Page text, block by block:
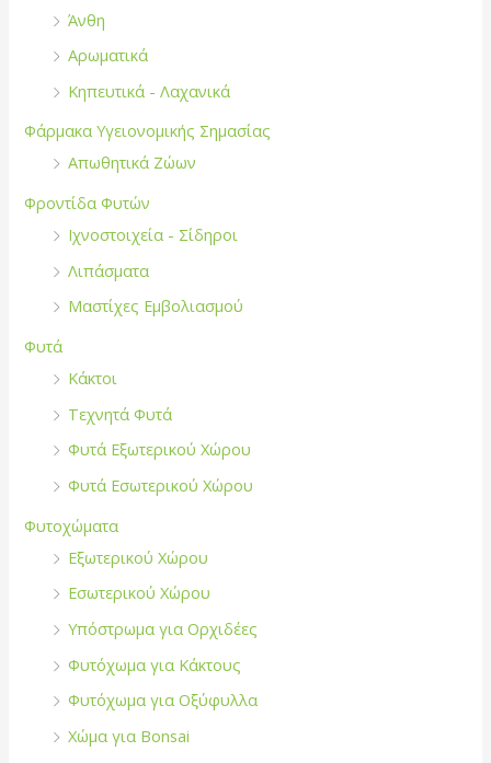
Άνθη
Αρωματικά
Κηπευτικά - Λαχανικά
Φάρμακα Υγειονομικής Σημασίας
Απωθητικά Ζώων
Φροντίδα Φυτών
Ιχνοστοιχεία - Σίδηροι
Λιπάσματα
Μαστίχες Εμβολιασμού
Φυτά
Κάκτοι
Τεχνητά Φυτά
Φυτά Εξωτερικού Χώρου
Φυτά Εσωτερικού Χώρου
Φυτοχώματα
Εξωτερικού Χώρου
Εσωτερικού Χώρου
Υπόστρωμα για Ορχιδέες
Φυτόχωμα για Κάκτους
Φυτόχωμα για Οξύφυλλα
Χώμα για Bonsai